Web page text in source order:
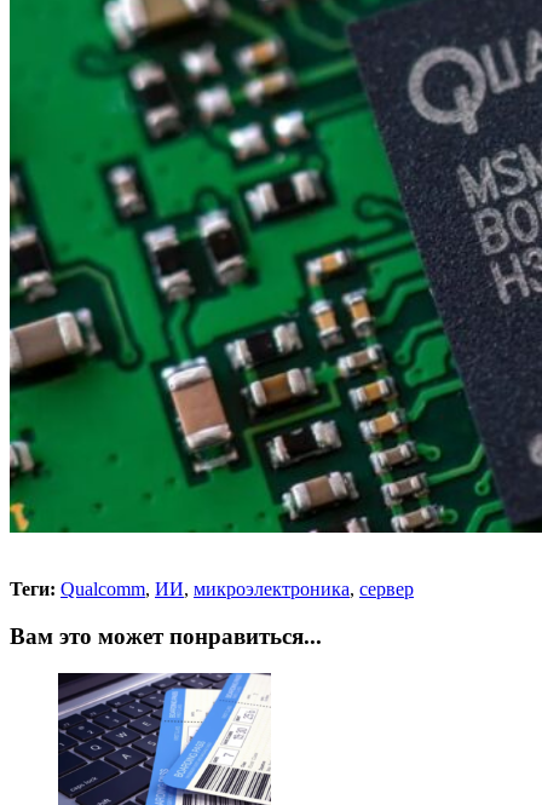
Теги: Qualcomm, ИИ, микроэлектроника, сервер
Вам это может понравиться...